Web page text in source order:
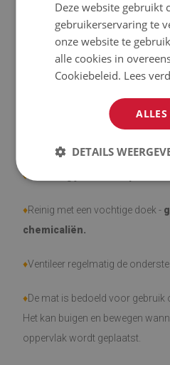
Tapijten zijn antislip;
Het product is gemakkelijk
Houd er rekening mee dat
verstrijken van de tijd (bijv.
♦
♦Reinig met een vochtige doek -
chemicaliën.
♦Ventileer regelmatig de
♦De mat is bedoeld voor gebruik
Het kan buigen en bewegen
oppervlak wordt geplaatst.
Deze website gebruikt
gebruikerservaring te
onze website te
alle cookies in
Cookiebeleid. Lees
ALLES
DETAILS